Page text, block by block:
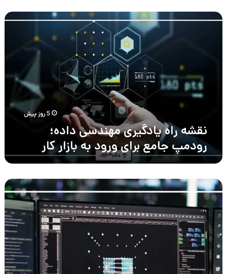
نقشه
5 روز پیش
نقشه راه یادگیری مهندسی داده؛
رودمپ جامع برای ورود به بازار کار
بازار
کار
و
درآمد
مهندس
داده
در
ایران
و